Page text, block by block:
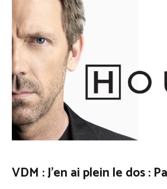
VDM : J'en ai plein le dos :